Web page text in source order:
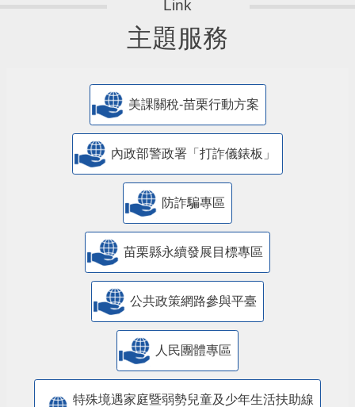
主題服務
美課關稅-苗栗行動方案
內政部警政署「打詐儀錶板」
防詐騙專區
苗栗縣永續發展目標專區
公共政策網路參與平臺
人民團體專區
特殊境遇家庭暨弱勢兒童及少年生活扶助線